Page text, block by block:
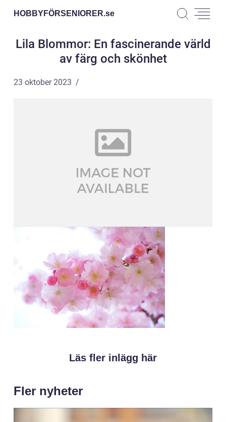
HOBBYFÖRSENIORER.se
Lila Blommor: En fascinerande värld
av färg och skönhet
23 oktober 2023
Läs fler inlägg här
Fler nyheter